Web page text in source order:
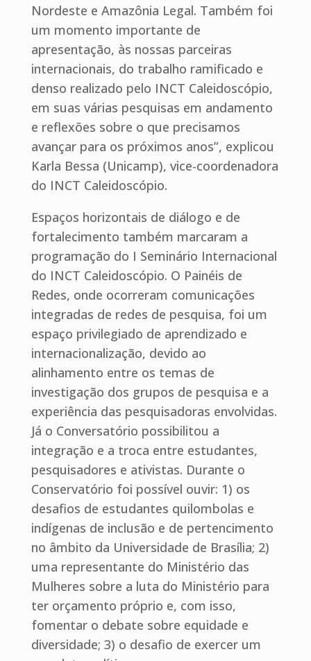
Nordeste e Amazônia Legal. Também foi
um momento importante de
apresentação, às nossas parceiras
internacionais, do trabalho ramificado e
denso realizado pelo INCT Caleidoscópio,
em suas várias pesquisas em andamento
e reflexões sobre o que precisamos
avançar para os próximos anos”, explicou
Karla Bessa (Unicamp), vice-coordenadora
do INCT Caleidoscópio.
Espaços horizontais de diálogo e de
fortalecimento também marcaram a
programação do I Seminário Internacional
do INCT Caleidoscópio. O Painéis de
Redes, onde ocorreram comunicações
integradas de redes de pesquisa, foi um
espaço privilegiado de aprendizado e
internacionalização, devido ao
alinhamento entre os temas de
investigação dos grupos de pesquisa e a
experiência das pesquisadoras envolvidas.
Já o Conversatório possibilitou a
integração e a troca entre estudantes,
pesquisadores e ativistas. Durante o
Conservatório foi possível ouvir: 1) os
desafios de estudantes quilombolas e
indígenas de inclusão e de pertencimento
no âmbito da Universidade de Brasília; 2)
uma representante do Ministério das
Mulheres sobre a luta do Ministério para
ter orçamento próprio e, com isso,
fomentar o debate sobre equidade e
diversidade; 3) o desafio de exercer um